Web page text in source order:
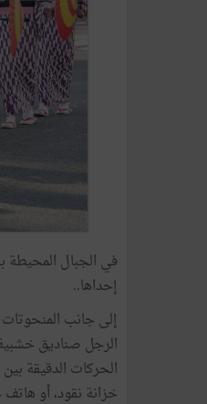
في الجبال المحيطة
إحداها..
إلى جانب المنحوتات
الرجل صناديق
الحركات الدقيقة بين
خزانة نقود،أو هاتف